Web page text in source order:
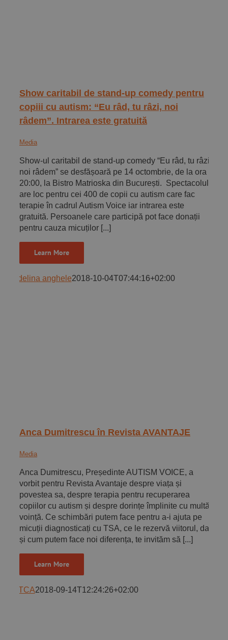
Show caritabil de stand-up comedy pentru
copiii cu autism: “Eu râd, tu râzi, noi
râdem”. Intrarea este gratuită
Media
Show-ul caritabil de stand-up comedy “Eu râd, tu râzi,
noi râdem” se desfășoară pe 14 octombrie, de la ora
20:00, la Bistro Matrioska din București. Spectacolul
are loc pentru cei 400 de copii cu autism care fac
terapie în cadrul Autism Voice iar intrarea este
gratuită. Persoanele care participă pot face donații
pentru cauza micuților [...]
Learn More
adelina anghele2018-10-04T07:44:16+02:00
Anca Dumitrescu în Revista AVANTAJE
Media
Anca Dumitrescu, Președinte AUTISM VOICE, a
vorbit pentru Revista Avantaje despre viața și
povestea sa, despre terapia pentru recuperarea
copiilor cu autism și despre dorințe împlinite cu multă
voință. Ce schimbări putem face pentru a-i ajuta pe
micuții diagnosticați cu TSA, ce le rezervă viitorul, dar
și cum putem face noi diferența, te invităm să [...]
Learn More
ATCA2018-09-14T12:24:26+02:00